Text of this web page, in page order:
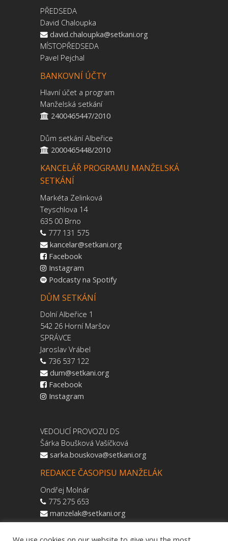
PŘEDSEDA
David Chaloupka
david.chaloupka@setkani.org
MÍSTOPŘEDSEDA
Pavel Pejchal
BANKOVNÍ ÚČTY
Hlavní účet a program
Manželská setkání
2400465447/2010
Dům setkání Albeřice
2000465448/2010
KANCELÁŘ PROGRAMU MANŽELSKÁ
SETKÁNÍ
Markéta Zelinková
Teyschlova 14
635 00 Brno
777 131 575
kancelar@setkani.org
Facebook
Instagram
Podcasty na Spotify
DŮM SETKÁNÍ
Dolní Albeřice 1
542 26 Horní Maršov
SPRÁVCE
Jaroslav Vrábel
736 537 122
dum@setkani.org
Facebook
Instagram
VEDOUCÍ PROVOZU DS
Šárka Boušková Vašíčková
sarka.bouskova@setkani.org
REDAKCE ČASOPISU MANŽELÁK
Ondřej Molnár
775 275 653
manzelak@setkani.org